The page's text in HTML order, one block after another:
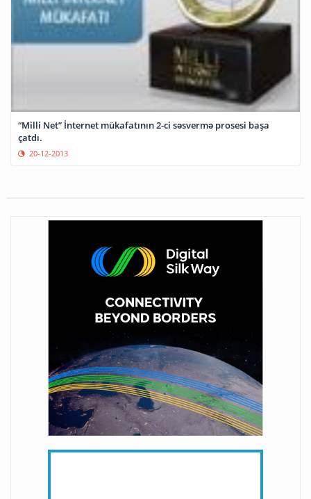
“Milli Net” İnternet mükafatının 2-ci səsvermə prosesi başa
çatdı.
20-12-2013